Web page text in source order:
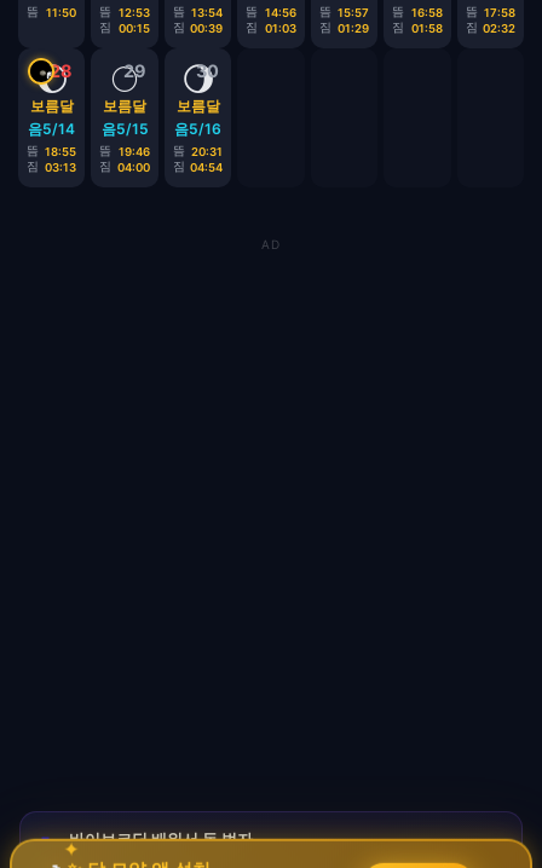
뜸 11:50 뜸
12:53
짐
00:15
뜸 13:54
짐 00:39
뜸
14:56
짐
01:03
뜸 15:57
짐 01:29
뜸
16:58
짐
01:58
뜸 17:58
짐 02:32
28
🌔
보름달
음5/14
뜸 18:55
짐 03:13
29
🌕
보름달
음5/15
뜸
19:46
짐 04:00
30
🌖
보름달
음5/16
뜸 20:31
짐 04:54
AD
🚀바이브코딩 배워서 돈 벌자
코딩 몰라도 AI로 자동화 수익 시스템 구축 · 무료
✦ ✧